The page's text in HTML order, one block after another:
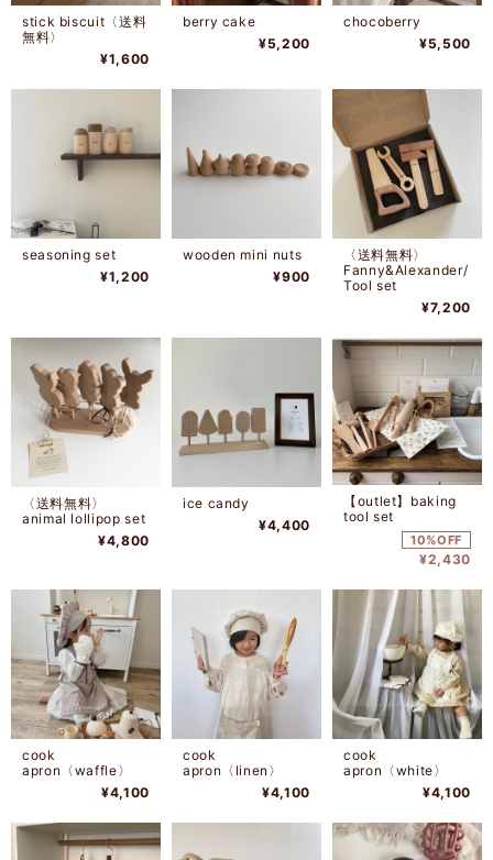
stick biscuit〈送料
無料〉
¥1,600
berry cake
¥5,200
chocoberry
¥5,500
seasoning set
¥1,200
wooden mini nuts
¥900
〈送料無料〉
Fanny&Alexander/
Tool set
¥7,200
〈送料無料〉
animal lollipop set
¥4,800
ice candy
¥4,400
【outlet】baking
tool set
10%OFF
¥2,430
cook
apron〈waffle〉
¥4,100
cook
apron〈linen〉
¥4,100
cook
apron〈white〉
¥4,100